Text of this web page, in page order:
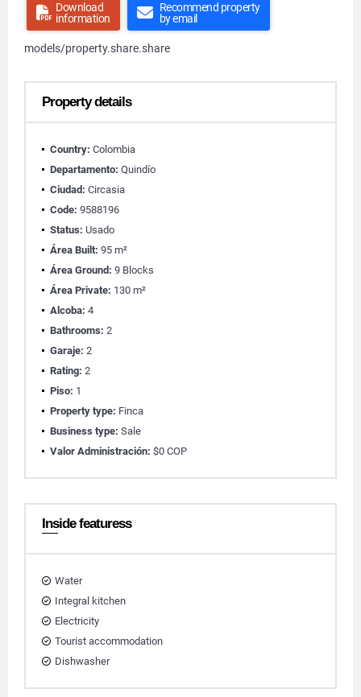
Download
information
Recommend property
by email
models/property.share.share
Property details
Country: Colombia
Departamento: Quindío
Ciudad: Circasia
Code: 9588196
Status: Usado
Área Built: 95 m²
Área Ground: 9 Blocks
Área Private: 130 m²
Alcoba: 4
Bathrooms: 2
Garaje: 2
Rating: 2
Piso: 1
Property type: Finca
Business type: Sale
Valor Administración: $0 COP
Inside featuress
Water
Integral kitchen
Electricity
Tourist accommodation
Dishwasher